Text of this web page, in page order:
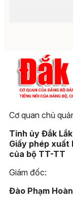
Cơ quan chủ
Tỉnh ủy Đắk Lắk
Giấy phép xuất
của bộ TT-TT
Giám đốc:
Đào Phạm